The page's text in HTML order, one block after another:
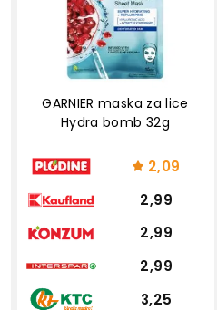
GARNIER maska za lice
Hydra bomb 32g
2,09
2,99
2,99
2,99
3,25